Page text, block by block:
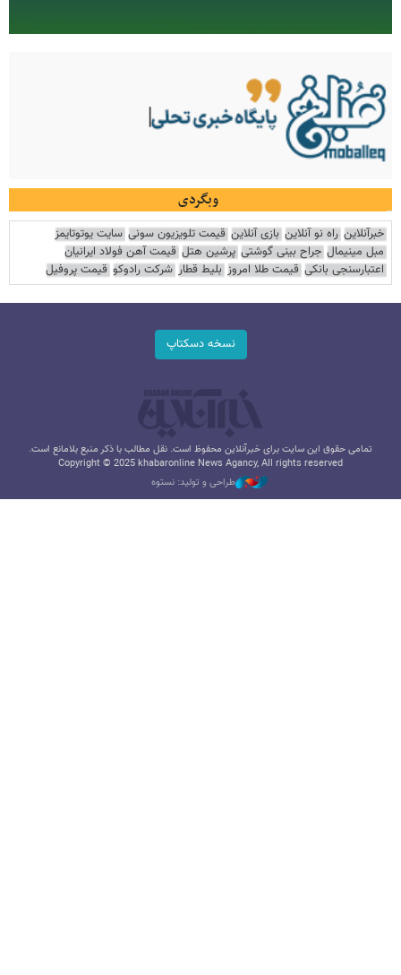
وبگردی
خبرآنلاین راه نو آنلاین بازی آنلاین قیمت تلویزیون سونی سایت یوتوتایمز
مبل مینیمال جراح بینی گوشتی پرشین هتل قیمت آهن فولاد ایرانیان
اعتبارسنجی بانکی قیمت طلا امروز بلیط قطار شرکت رادوکو قیمت پروفیل
نسخه دسکتاپ
تمامی حقوق این سایت برای خبرآنلاین محفوظ است. نقل مطالب با ذکر منبع بلامانع است.
Copyright © 2025 khabaronline News Agancy, All rights reserved
طراحی و تولید: نستوه